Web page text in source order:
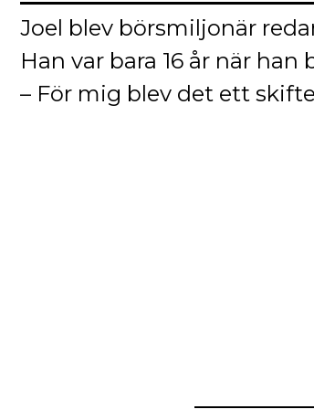
Joel blev börsmiljonär
Han var bara 16 år när
– För mig blev det ett